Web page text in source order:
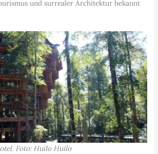
und surrealer Architektur bekannt
Foto: Huilo Huilo